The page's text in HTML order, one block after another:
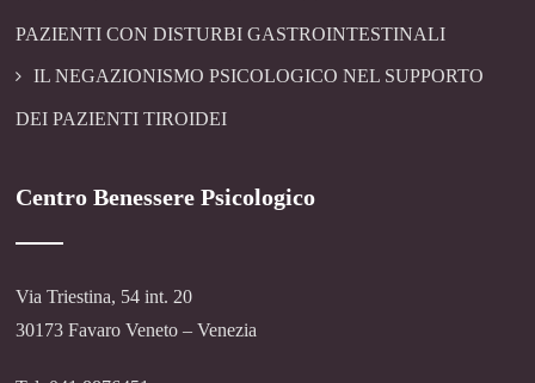
PAZIENTI CON DISTURBI GASTROINTESTINALI
IL NEGAZIONISMO PSICOLOGICO NEL SUPPORTO
DEI PAZIENTI TIROIDEI
Centro Benessere Psicologico
Via Triestina, 54 int. 20
30173 Favaro Veneto – Venezia